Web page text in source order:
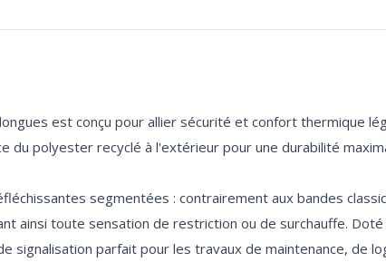
est conçu pour allier sécurité et confort thermique
du polyester recyclé à l'extérieur pour une durabilité
segmentées : contrairement aux bandes
ainsi toute sensation de restriction ou de surchauffe.
signalisation parfait pour les travaux de maintenance, de